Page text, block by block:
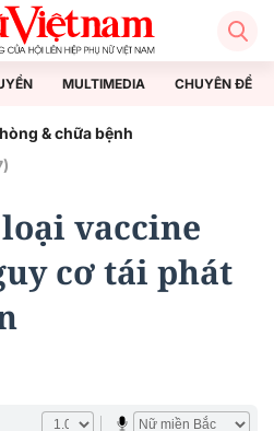
MULTIMEDIA CHUYÊN ĐỀ
& chữa bệnh
vaccine
cơ tái phát